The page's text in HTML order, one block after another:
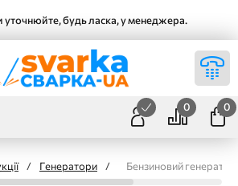
уточнюйте, будь ласка, у менеджера.
0 0
/ Генератори / Бензиновий